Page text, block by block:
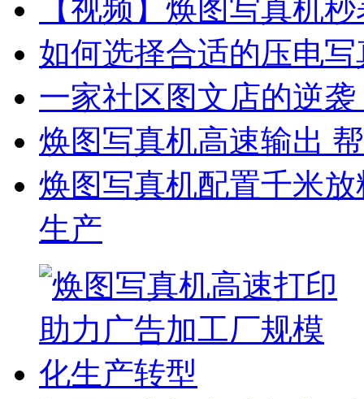
【视频】焕图写真机
如何选择合适的压电
一家社区图文店的逆
焕图写真机高速输出
焕图写真机配置千米
生产